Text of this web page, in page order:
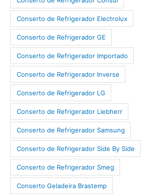
Conserto de Refrigerador Electrolux
Conserto de Refrigerador GE
Conserto de Refrigerador Importado
Conserto de Refrigerador Inverse
Conserto de Refrigerador LG
Conserto de Refrigerador Liebherr
Conserto de Refrigerador Samsung
Conserto de Refrigerador Side By Side
Conserto de Refrigerador Smeg
Conserto Geladeira Brastemp